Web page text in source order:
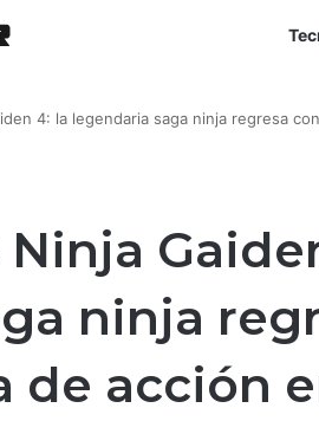
4: la legendaria saga ninja regresa
ninja
de acción